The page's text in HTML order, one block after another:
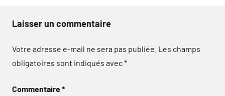
Laisser un commentaire
Votre adresse e-mail ne sera pas publiée. Les champs
obligatoires sont indiqués avec*
Commentaire*